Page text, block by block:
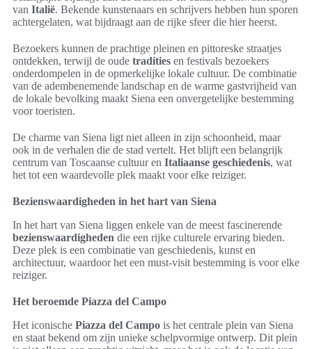
van Italië. Bekende kunstenaars en schrijvers hebben hun sporen
achtergelaten, wat bijdraagt aan de rijke sfeer die hier heerst.
Bezoekers kunnen de prachtige pleinen en pittoreske straatjes
ontdekken, terwijl de oude tradities en festivals bezoekers
onderdompelen in de opmerkelijke lokale cultuur. De combinatie
van de adembenemende landschap en de warme gastvrijheid van
de lokale bevolking maakt Siena een onvergetelijke bestemming
voor toeristen.
De charme van Siena ligt niet alleen in zijn schoonheid, maar
ook in de verhalen die de stad vertelt. Het blijft een belangrijk
centrum van Toscaanse cultuur en Italiaanse geschiedenis, wat
het tot een waardevolle plek maakt voor elke reiziger.
Bezienswaardigheden in het hart van Siena
In het hart van Siena liggen enkele van de meest fascinerende
bezienswaardigheden die een rijke culturele ervaring bieden.
Deze plek is een combinatie van geschiedenis, kunst en
architectuur, waardoor het een must-visit bestemming is voor elke
reiziger.
Het beroemde Piazza del Campo
Het iconische Piazza del Campo is het centrale plein van Siena
en staat bekend om zijn unieke schelpvormige ontwerp. Dit plein